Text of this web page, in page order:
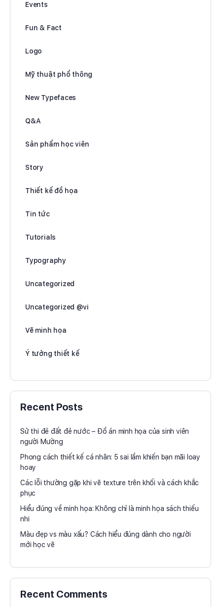
Events
Fun & Fact
Logo
Mỹ thuật phổ thông
New Typefaces
Q&A
Sản phẩm học viên
Story
Thiết kế đồ họa
Tin tức
Tutorials
Typography
Uncategorized
Uncategorized @vi
Vẽ minh họa
Ý tưởng thiết kế
Recent Posts
Sử thi đẻ đất đẻ nước – Đồ án minh họa của sinh viên
người Mường
Phong cách thiết kế cá nhân: 5 sai lầm khiến bạn mãi loay
hoay
Các lỗi thường gặp khi vẽ texture trên khối và cách khắc
phục
Hiểu đúng về minh họa: Không chỉ là minh họa sách thiếu
nhi
Màu đẹp vs màu xấu? Cách hiểu đúng dành cho người
mới học vẽ
Recent Comments